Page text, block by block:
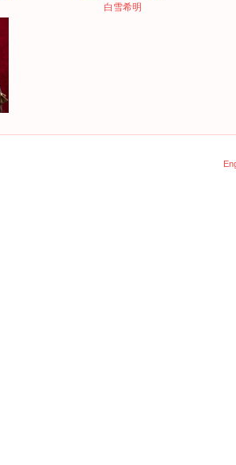
白雪希明